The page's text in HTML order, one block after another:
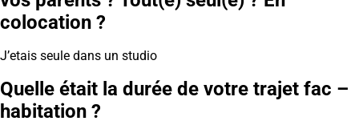
colocation ?
J’etais seule dans un studio
Quelle était la durée de votre trajet fac –
habitation ?